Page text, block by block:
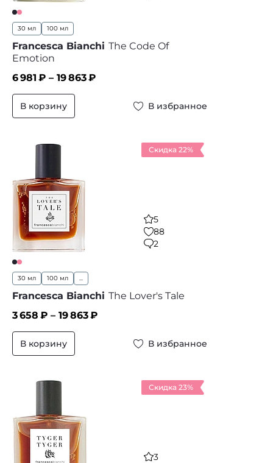
30 мл 100 мл
Francesca Bianchi The Code Of
Emotion
6 981 ₽ – 19 863₽
В корзину В избранное
Скидка 22%
5
88
2
30 мл 100 мл ...
Francesca Bianchi The Lover's Tale
3 658 ₽ – 19 863₽
В корзину В избранное
Скидка 23%
3